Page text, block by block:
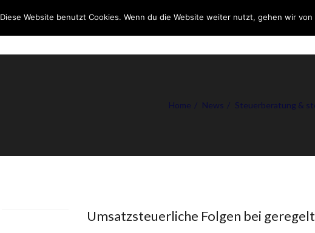
Home News Steuerberatung &
Umsatzsteuerliche Folgen bei
Diese Website benutzt Cookies. Wenn du die Website weiter nutzt, gehen wir von